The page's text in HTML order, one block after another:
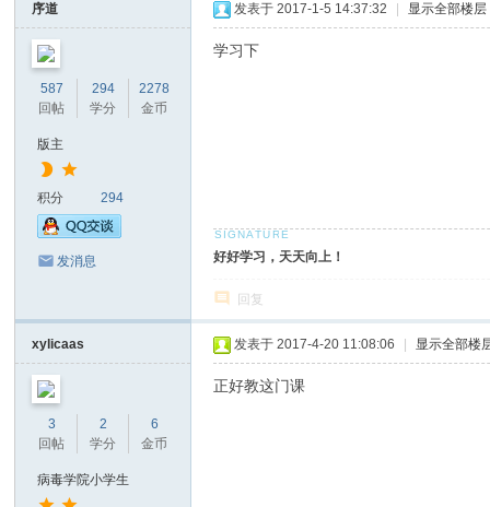
序道
587
回帖
294
学分
2278
金币
版主
积分 294
发消息
发表于 2017-1-5 14:37:32 显示全部楼层
学习下
好好学习，天天向上！
回复
xylicaas
3
回帖
2
学分
6
金币
病毒学院小学生
发表于 2017-4-20 11:08:06 显示全部楼
正好教这门课